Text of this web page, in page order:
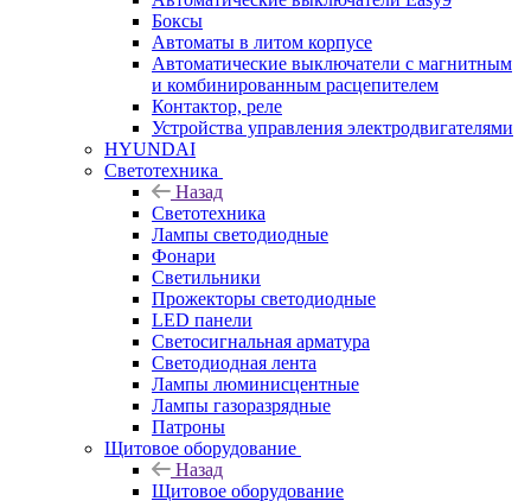
Боксы
Автоматы в литом корпусе
Автоматические выключатели с магнитным
и комбинированным расцепителем
Контактор, реле
Устройства управления электродвигателями
HYUNDAI
Светотехника
Назад
Светотехника
Лампы светодиодные
Фонари
Светильники
Прожекторы светодиодные
LED панели
Светосигнальная арматура
Светодиодная лента
Лампы люминисцентные
Лампы газоразрядные
Патроны
Щитовое оборудование
Назад
Щитовое оборудование